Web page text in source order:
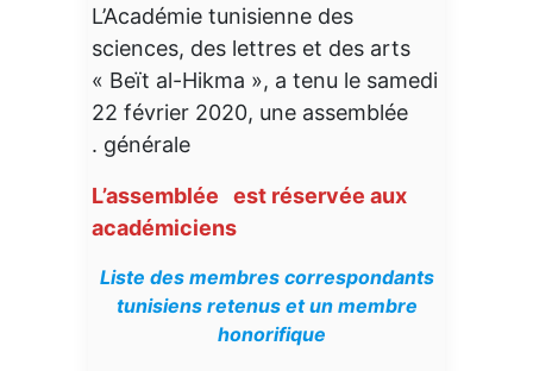
L’Académie tunisienne des
sciences, des lettres et des arts
« Beït al-Hikma », a tenu le samedi
22 février 2020, une assemblée
générale .
L’assemblée est réservée aux
académiciens
Liste des membres correspondants
tunisiens retenus et un membre
honorifique